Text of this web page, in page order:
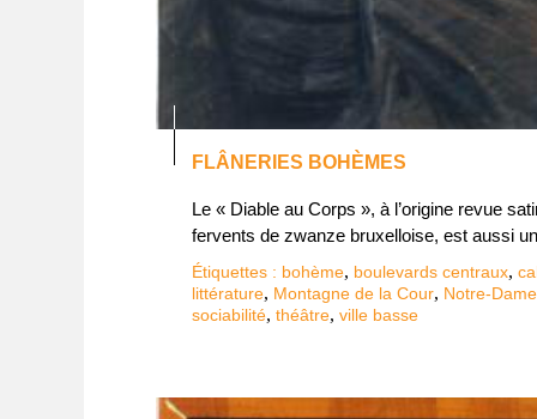
FLÂNERIES BOHÈMES
Le « Diable au Corps », à l’origine revue
fervents de zwanze bruxelloise, est aussi
Étiquettes : bohème, boulevards centraux,
littérature, Montagne de la Cour, Notre-
sociabilité, théâtre, ville basse